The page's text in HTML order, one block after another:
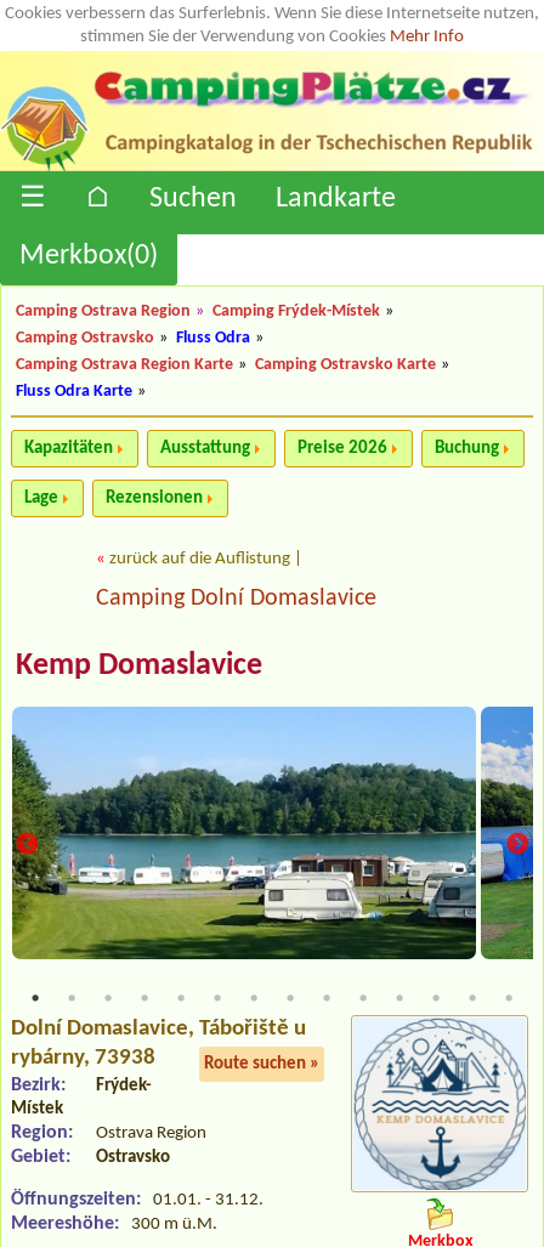
Cookies verbessern das Surferlebnis. Wenn Sie diese Internetseite nutzen,
stimmen Sie der Verwendung von Cookies Mehr Info
☰ ⌂ Suchen
Landkarte
Merkbox(0)
Camping Ostrava Region » Camping Frýdek-Místek »
Camping Ostravsko » Fluss Odra »
Camping Ostrava Region Karte » Camping Ostravsko Karte »
Fluss Odra Karte »
Kapazitäten Ausstattung Preise 2026 Buchung
Lage Rezensionen
« zurück auf die Auflistung
Camping Dolní Domaslavice
Kemp Domaslavice
Dolní Domaslavice, Tábořiště u
rybárny, 73938
Route suchen »
Bezirk:
Frýdek-
Místek
Region: Ostrava Region
Gebiet: Ostravsko
Öffnungszeiten: 01.01. - 31.12.
Meereshöhe:
300 m ü.M.
Merkbox